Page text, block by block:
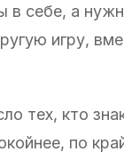
в себе, а
игру,
тех, кто
по